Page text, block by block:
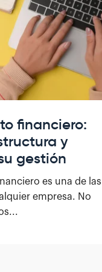
financiero:
y
gestión
es una de las
empresa. No